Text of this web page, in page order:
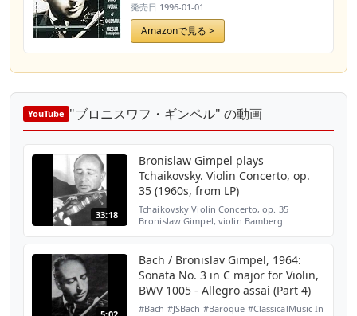
発売日 1996-01-01
Amazonで見る >
YouTube "ブロニスワフ・ギンペル" の動画
33:18
Bronislaw Gimpel plays
Tchaikovsky. Violin Concerto, op.
35 (1960s, from LP)
Tchaikovsky Violin Concerto, op. 35
Bronislaw Gimpel, violin Bamberg
Bach / Bronislav Gimpel, 1964:
Sonata No. 3 in C major for Violin,
BWV 1005 - Allegro assai (Part 4)
#Bach #JSBach #Baroque #ClassicalMusic In